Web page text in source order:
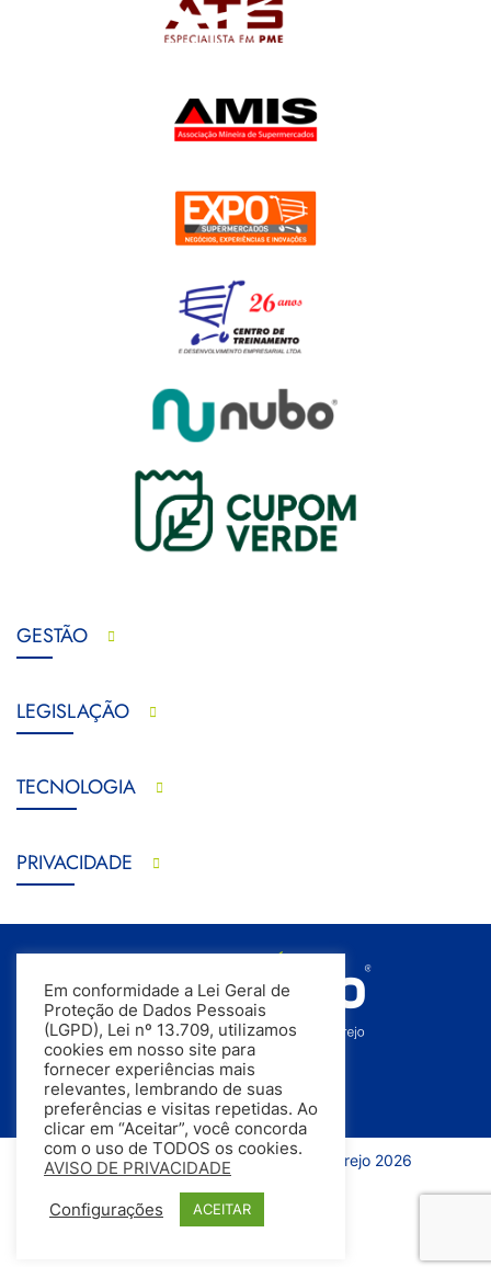
GESTÃO
LEGISLAÇÃO
TECNOLOGIA
PRIVACIDADE
Todos os direitos reservados | InfoVarejo 2026
Em conformidade a Lei Geral de
Proteção de Dados Pessoais
(LGPD), Lei nº 13.709, utilizamos
cookies em nosso site para
fornecer experiências mais
relevantes, lembrando de suas
preferências e visitas repetidas. Ao
clicar em “Aceitar”, você concorda
com o uso de TODOS os cookies.
AVISO DE PRIVACIDADE
Configurações ACEITAR